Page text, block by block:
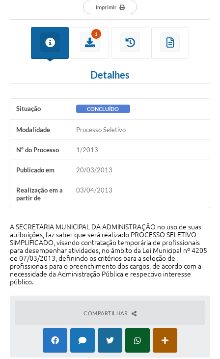
Coleta seletiva - Informações
Galeria de Fotos
A Nossa Cidade
A Prefeitura
Audiências Públicas
Galeria de Vídeos
Contas Públicas
Editais
Links
Imprimir
1
Detalhes
Situação CONCLUÍDO
Modalidade Processo Seletivo
Nº do Processo 1/2013
Publicado em 20/03/2013
Realização em a
partir de
03/04/2013
A SECRETARIA MUNICIPAL DA ADMINISTRAÇÃO no uso de suas
atribuições, faz saber que será realizado PROCESSO SELETIVO
SIMPLIFICADO, visando contratação temporária de profissionais
para desempenhar atividades, no âmbito da Lei Municipal nº 4205
de 07/03/2013, definindo os critérios para a seleção de
profissionais para o preenchimento dos cargos, de acordo com a
necessidade da Administração Pública e respectivo interesse
público.
COMPARTILHAR